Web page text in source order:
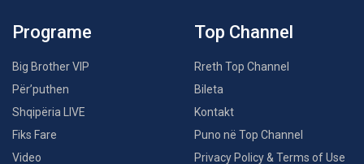
Programe
Big Brother VIP
Për’puthen
Shqipëria LIVE
Fiks Fare
Video
Top Channel
Rreth Top Channel
Bileta
Kontakt
Puno në Top Channel
Privacy Policy & Terms of Use